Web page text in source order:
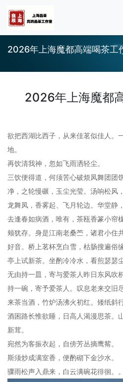
2026年上海魔都高端喝茶工
2026年上海魔都
欲把西湖比西子，从来佳茗似佳人。
地。
再饮清我神，忽如飞雨洒轻尘。
三饮便得道，何须苦心破烦凤舞团团
净，之轮慢碾，玉尘光莹。汤响松风
龙舞凤，香雾起、飞月轮边。华堂静
去逢春如病酒，唯有，茶瓯香篆小帘
颊犹存。身是江南老桑苎，诸君小住
好音。桥上茗杯烹白雪，枯肠搜遍俗
亭上试新茶。坐酌冷冷水，看煎瑟瑟尘
无由持一皿，寄与爱茶人昨日东风吹
持一碗，寄予爱茶人。叹息老来交旧
来茶当酒，竹炉汤沸火初红。矮纸斜
酒困路长惟欲睡，日高人渴漫思茶。
新茸。
宛然为客振衣起，自傍芳丛摘鹰觜。
斯须炒成满室香，便酌砌下金沙水。
骤雨松声入鼎来，白云满碗花徘徊。。